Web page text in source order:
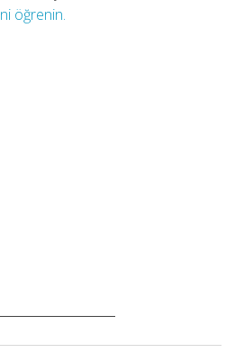
öğrenin.